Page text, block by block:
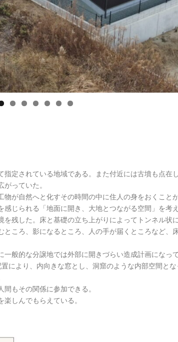
定されている地域である。また付近には古墳も点在し
っていた。
が自然へと化すその時間の中に住人の身をおくこと
じられる「地面に開き、大地とつながる空間」を考え
残した。床と基礎の立ち上がりによってトンネル状
ころ、影になるところ、人の手が届くところなど、
般的な分譲地では外部に開きづらい造成計画になっ
により、内向きな窓とし、洞窟のような内部空間とな
もその関係に参加できる。
しんでもらえている。